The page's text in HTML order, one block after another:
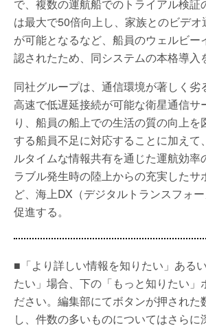
で、複数の運航船でのトライアル検証
は最大で50倍向上し、家族とのビデ
が可能となるなど、船員のウェルビー
認されたため、同システムの本格導入
同社グループは、通信環境が著しく劣
高速で低遅延接続が可能な衛星通信サ
り、船員の船上での生活の質の向上を
する船員不足に対応することに加えて
ルタイムな情報共有を通じた運航効率
ラブル発生時の陸上からの充実したサ
ど、海上DX（デジタルトランスフォ
促進する。
■「より詳しい情報を知りたい」ある
たい」場合、下の「もっと知りたい」
ださい。編集部にてボタンが押された
し、件数の多いものについてはさらに